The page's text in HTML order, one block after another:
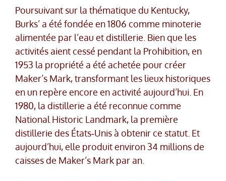
Poursuivant sur la thématique du Kentucky,
Burks’ a été fondée en 1806 comme minoterie
alimentée par l’eau et distillerie. Bien que les
activités aient cessé pendant la Prohibition, en
1953 la propriété a été achetée pour créer
Maker’s Mark, transformant les lieux historiques
en un repère encore en activité aujourd’hui. En
1980, la distillerie a été reconnue comme
National Historic Landmark, la première
distillerie des États‑Unis à obtenir ce statut. Et
aujourd’hui, elle produit environ 34 millions de
caisses de Maker’s Mark par an.